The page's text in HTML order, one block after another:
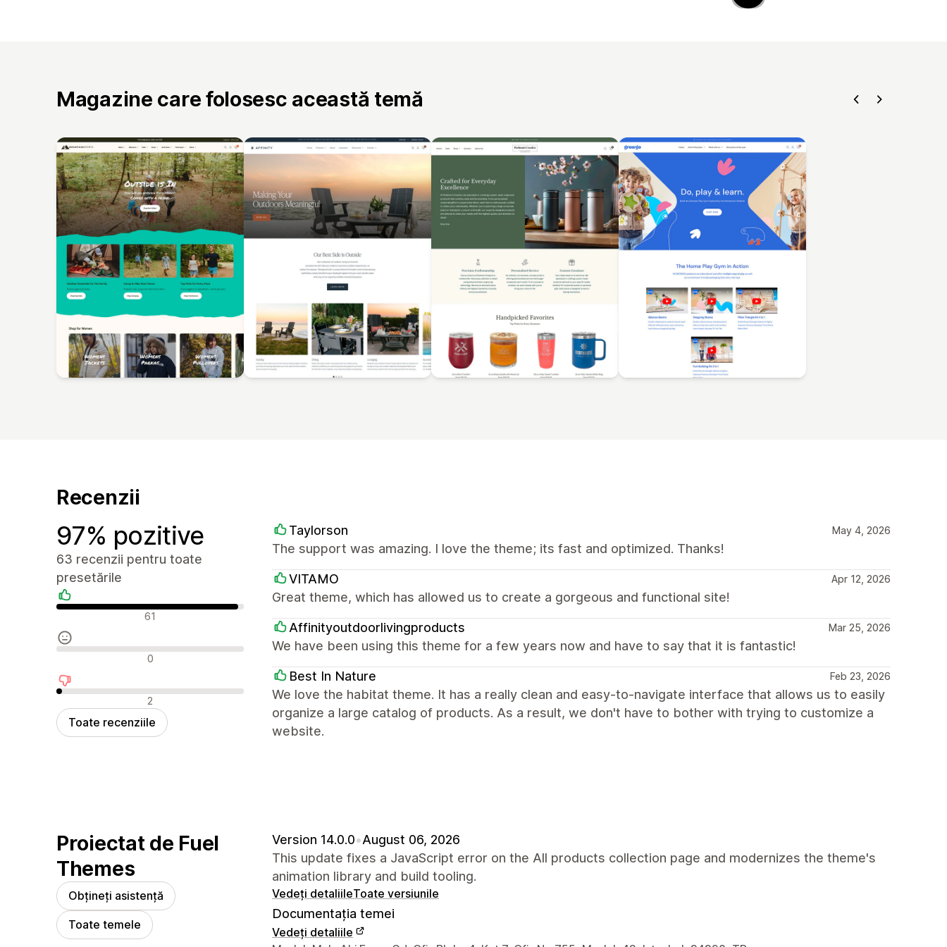
Magazine care folosesc această temă
Recenzii
97% pozitive
63 recenzii pentru toate
presetările
Recenzii pozitive61
Recenzii neutre 0
Recenzii negative2
Toate recenziile
Taylorson May 4, 2026
The support was amazing. I love the theme; its fast and optimized. Thanks!
VITAMO Apr 12, 2026
Great theme, which has allowed us to create a gorgeous and functional site!
Affinityoutdoorlivingproducts Mar 25, 2026
We have been using this theme for a few years now and have to say that it is fantastic!
Best In Nature Feb 23, 2026
We love the habitat theme. It has a really clean and easy-to-navigate interface that allows us to easily
organize a large catalog of products. As a result, we don't have to bother with trying to customize a
website.
Proiectat de Fuel
Themes
Obțineți asistență
Toate temele
Version 14.0.0•August 06, 2026
This update fixes a JavaScript error on the All products collection page and modernizes the theme's
animation library and build tooling.
Vedeți detaliileToate versiunile
Documentația temei
Vedeți detaliile